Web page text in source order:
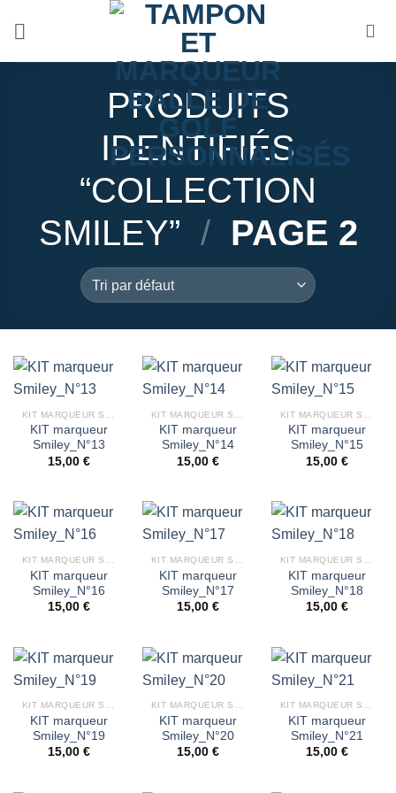
PRODUITS
IDENTIFIÉS
“COLLECTION
SMILEY” / PAGE 2
KIT marqueur
Smiley_N°13
15,00 €
KIT marqueur
Smiley_N°14
15,00 €
KIT marqueur
Smiley_N°15
15,00 €
KIT marqueur
Smiley_N°16
15,00 €
KIT marqueur
Smiley_N°17
15,00 €
KIT marqueur
Smiley_N°18
15,00 €
KIT marqueur
Smiley_N°19
15,00 €
KIT marqueur
Smiley_N°20
15,00 €
KIT marqueur
Smiley_N°21
15,00 €